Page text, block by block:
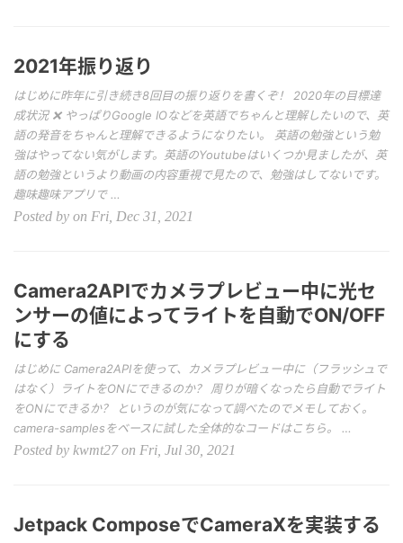
2021年振り返り
はじめに昨年に引き続き8回目の振り返りを書くぞ！ 2020年の目標達
成状況 ❌ やっぱりGoogle IOなどを英語でちゃんと理解したいので、英
語の発音をちゃんと理解できるようになりたい。 英語の勉強という勉
強はやってない気がします。英語のYoutubeはいくつか見ましたが、英
語の勉強というより動画の内容重視で見たので、勉強はしてないです。
趣味趣味アプリで …
Posted by on Fri, Dec 31, 2021
Camera2APIでカメラプレビュー中に光セ
ンサーの値によってライトを自動でON/OFF
にする
はじめに Camera2APIを使って、カメラプレビュー中に（フラッシュで
はなく）ライトをONにできるのか？ 周りが暗くなったら自動でライト
をONにできるか？ というのが気になって調べたのでメモしておく。
camera-samplesをベースに試した全体的なコードはこちら。 …
Posted by kwmt27 on Fri, Jul 30, 2021
Jetpack ComposeでCameraXを実装する